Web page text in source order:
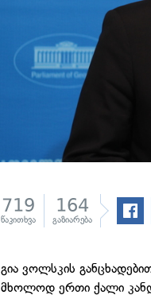
719
წაკითხვა
164
გაზიარება
გია ვოლსკის
მხოლოდ ერთი ქალი